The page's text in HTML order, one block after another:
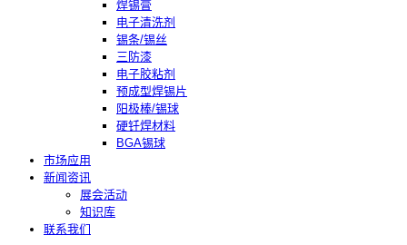
焊锡膏
电子清洗剂
锡条/锡丝
三防漆
电子胶粘剂
预成型焊锡片
阳极棒/锡球
硬钎焊材料
BGA锡球
市场应用
新闻资讯
展会活动
知识库
联系我们